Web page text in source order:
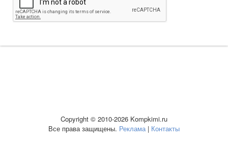
Copyright © 2010-2026 Kompkimi.ru
Все права защищены. Реклама| Контакты